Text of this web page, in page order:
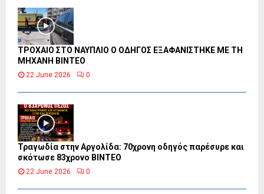
ΤΡΟΧΑΙΟ ΣΤΟ ΝΑΥΠΛΙΟ Ο ΟΔΗΓΟΣ ΕΞΑΦΑΝΙΣΤΗΚΕ ΜΕ ΤΗ
ΜΗΧΑΝΗ ΒΙΝΤΕΟ
22 June 2026 0
Τραγωδία στην Αργολίδα: 70χρονη οδηγός παρέσυρε και
σκότωσε 83χρονο ΒΙΝΤΕΟ
22 June 2026 0